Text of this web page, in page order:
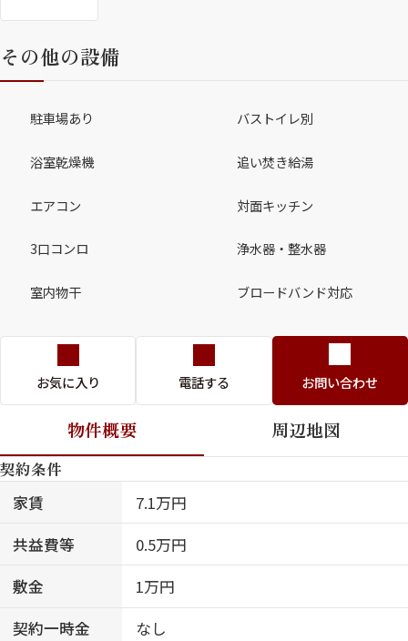
その他の設備
駐車場あり バストイレ別
浴室乾燥機 追い焚き給湯
エアコン 対面キッチン
3口コンロ 浄水器・整水器
室内物干 ブロードバンド対応
お気に入り 電話する お問い合わせ
物件概要 周辺地図
契約条件
家賃
7.1万円
共益費等
0.5万円
敷金
1万円
契約一時金
なし